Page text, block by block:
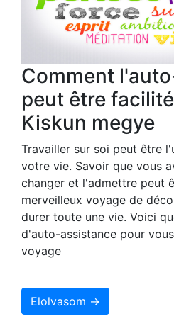
Comment
peut être
Kiskun megye
Travailler sur soi peut être
votre vie. Savoir que vous
changer et l'admettre peut
merveilleux voyage de
durer toute une vie. Voici
d'auto-assistance pour
voyage
Elolvasom →